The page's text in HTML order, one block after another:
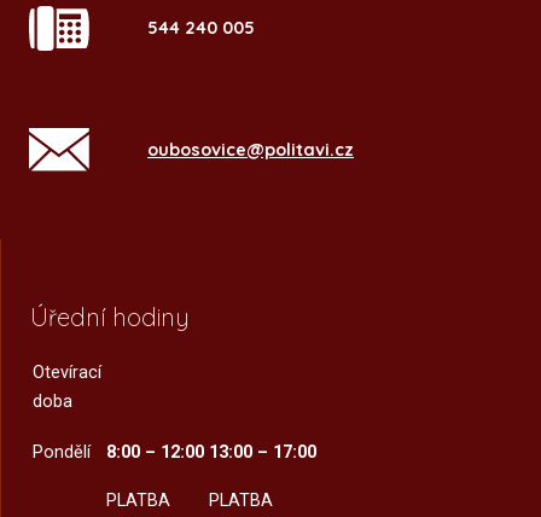
544 240 005
oubosovice@politavi.cz
Úřední hodiny
Otevírací
doba
Pondělí 8:00 – 12:00
PLATBA
13:00 – 17:00
PLATBA